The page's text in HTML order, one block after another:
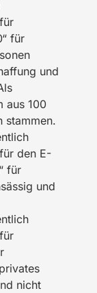
für
und
aus 100
stammen.
den E-
für
und
nicht